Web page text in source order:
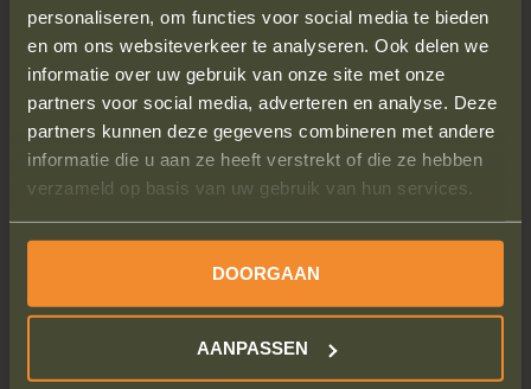
personaliseren, om functies voor social media te bieden
en om ons websiteverkeer te analyseren. Ook delen we
informatie over uw gebruik van onze site met onze
partners voor social media, adverteren en analyse. Deze
partners kunnen deze gegevens combineren met andere
informatie die u aan ze heeft verstrekt of die ze hebben
verzameld op basis van uw gebruik van hun services.
DOORGAAN
AANPASSEN
CONTACT
BLOG
WERKWIJZE
WIST JE DAT
VEELGESTELDE VRAGEN
STRAFRECHT ADVOCAAT
VOORBEELD BEZWAAR VERKEERSBOETE